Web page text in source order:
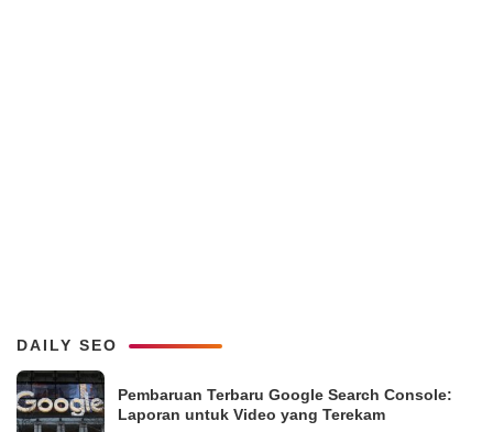
DAILY SEO
Pembaruan Terbaru Google Search Console:
Laporan untuk Video yang Terekam